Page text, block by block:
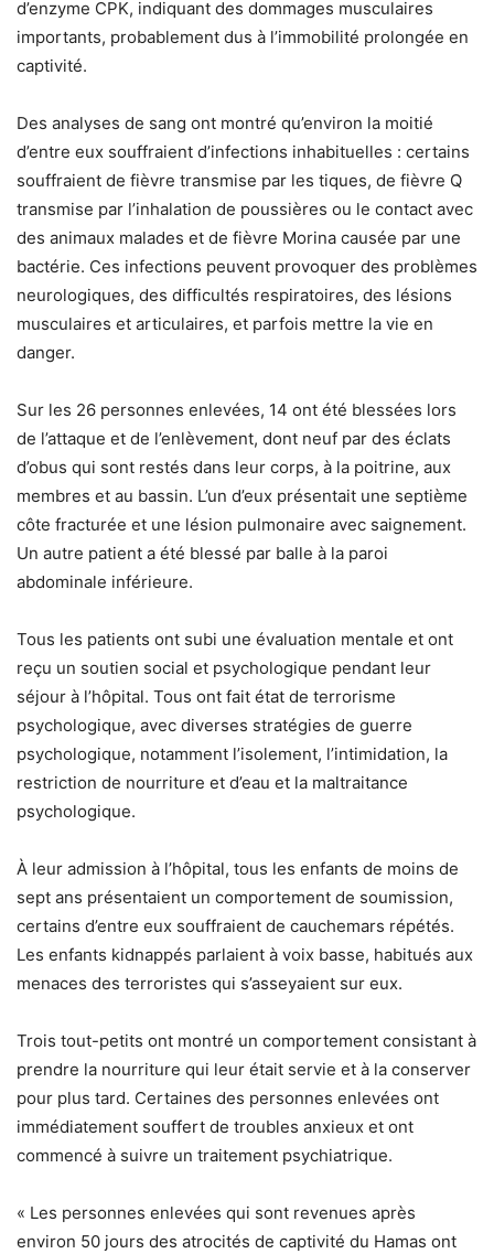
d’enzyme CPK, indiquant des dommages musculaires
importants, probablement dus à l’immobilité prolongée en
captivité.
Des analyses de sang ont montré qu’environ la moitié
d’entre eux souffraient d’infections inhabituelles : certains
souffraient de fièvre transmise par les tiques, de fièvre Q
transmise par l’inhalation de poussières ou le contact avec
des animaux malades et de fièvre Morina causée par une
bactérie. Ces infections peuvent provoquer des problèmes
neurologiques, des difficultés respiratoires, des lésions
musculaires et articulaires, et parfois mettre la vie en
danger.
Sur les 26 personnes enlevées, 14 ont été blessées lors
de l’attaque et de l’enlèvement, dont neuf par des éclats
d’obus qui sont restés dans leur corps, à la poitrine, aux
membres et au bassin. L’un d’eux présentait une septième
côte fracturée et une lésion pulmonaire avec saignement.
Un autre patient a été blessé par balle à la paroi
abdominale inférieure.
Tous les patients ont subi une évaluation mentale et ont
reçu un soutien social et psychologique pendant leur
séjour à l’hôpital. Tous ont fait état de terrorisme
psychologique, avec diverses stratégies de guerre
psychologique, notamment l’isolement, l’intimidation, la
restriction de nourriture et d’eau et la maltraitance
psychologique.
À leur admission à l’hôpital, tous les enfants de moins de
sept ans présentaient un comportement de soumission,
certains d’entre eux souffraient de cauchemars répétés.
Les enfants kidnappés parlaient à voix basse, habitués aux
menaces des terroristes qui s’asseyaient sur eux.
Trois tout-petits ont montré un comportement consistant à
prendre la nourriture qui leur était servie et à la conserver
pour plus tard. Certaines des personnes enlevées ont
immédiatement souffert de troubles anxieux et ont
commencé à suivre un traitement psychiatrique.
« Les personnes enlevées qui sont revenues après
environ 50 jours des atrocités de captivité du Hamas ont